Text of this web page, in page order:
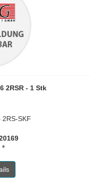
2RSR - 1 Stk
SKF
*